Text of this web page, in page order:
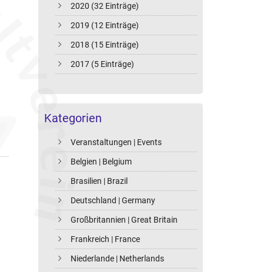
2020 (32 Einträge)
2019 (12 Einträge)
2018 (15 Einträge)
2017 (5 Einträge)
Kategorien
Veranstaltungen | Events
Belgien | Belgium
Brasilien | Brazil
Deutschland | Germany
Großbritannien | Great Britain
Frankreich | France
Niederlande | Netherlands